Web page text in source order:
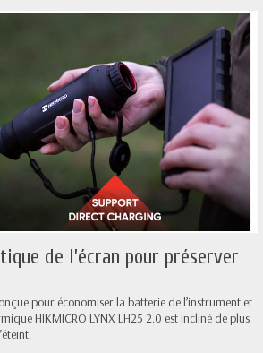
de l’écran pour préserver
pour économiser la batterie de l’instrument et
HIKMICRO LYNX LH25 2.0 est incliné de plus